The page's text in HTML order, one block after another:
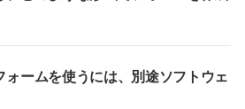
ォームを使うには、別途ソフトウェ